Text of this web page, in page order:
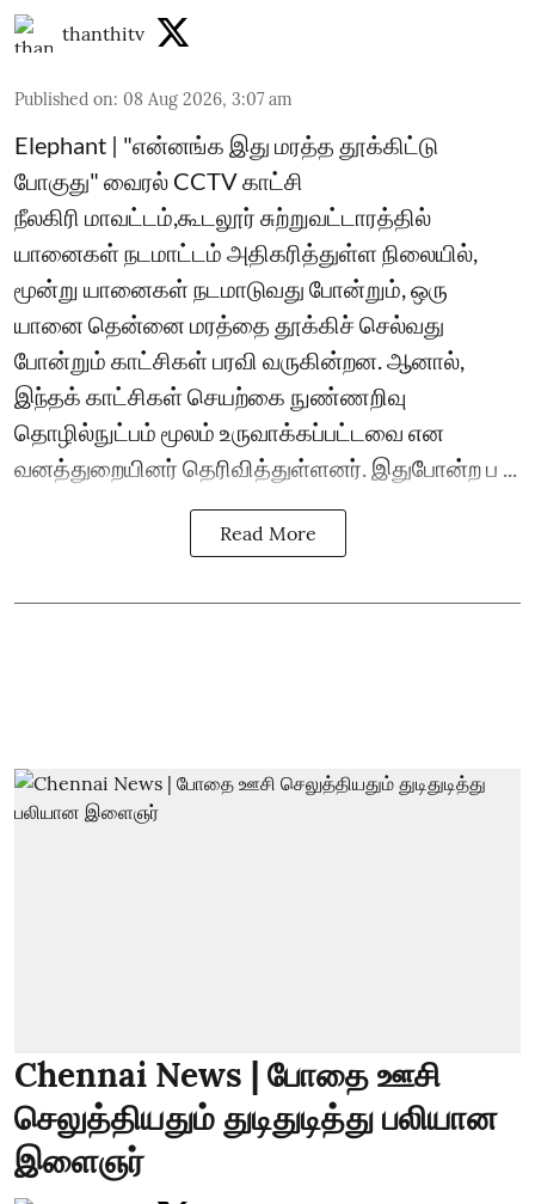
thanthitv
Published on: 08 Aug 2026, 3:07 am
Elephant | "என்னங்க இது மரத்த தூக்கிட்டு
போகுது" வைரல் CCTV காட்சி
நீலகிரி மாவட்டம்,கூடலூர் சுற்றுவட்டாரத்தில்
யானைகள் நடமாட்டம் அதிகரித்துள்ள நிலையில்,
மூன்று யானைகள் நடமாடுவது போன்றும், ஒரு
யானை தென்னை மரத்தை தூக்கிச் செல்வது
போன்றும் காட்சிகள் பரவி வருகின்றன. ஆனால்,
இந்தக் காட்சிகள் செயற்கை நுண்ணறிவு
தொழில்நுட்பம் மூலம் உருவாக்கப்பட்டவை என
வனத்துறையினர் தெரிவித்துள்ளனர். இதுபோன்ற ப ...
Read More
Chennai News | போதை ஊசி
செலுத்தியதும் துடிதுடித்து பலியான
இளைஞர்